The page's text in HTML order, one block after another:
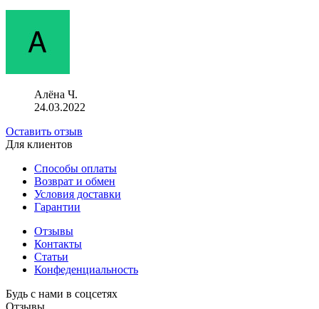
Алёна Ч.
24.03.2022
Оставить отзыв
Для клиентов
Способы оплаты
Возврат и обмен
Условия доставки
Гарантии
Отзывы
Контакты
Статьи
Конфеденциальность
Будь с нами в соцсетях
Отзывы